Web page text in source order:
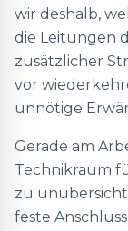
wir deshalb,
die Leitungen
zusätzlicher
vor
unnötige
Gerade am
Technikraum
zu
feste